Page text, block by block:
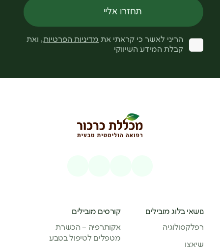
תחזרו אליי
הריני לאשר כי קראתי את מדיניות הפרטיות, ואת
קבלת המידע השיווקי
נושאי בלוג מובילים
רפלקסולוגיה
שיאצו
קורסים מובילים
אקותרפיה – הכשרת
מטפלים לטיפול בטבע